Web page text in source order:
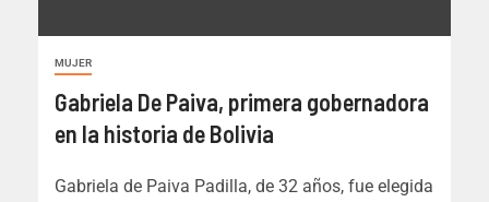
MUJER
Gabriela De Paiva, primera gobernadora
en la historia de Bolivia
Gabriela de Paiva Padilla, de 32 años, fue elegida